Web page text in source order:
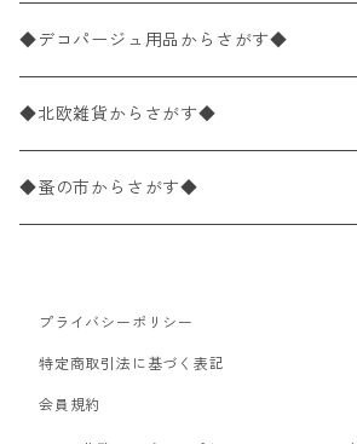
ペーパーナプキン10枚入りパック
ライスペーパー
ペーパーリネンナプキン
ワックスペーパー
デコパージュ用品
パック売り
バラ売り
パック売り
40×40cm（ディナーサイズ）
バラ売り
パック売り
21×21cm（ポケットサイズ）
バラ売り
33cm（ラウンド）
植物・グリーン柄
動物・鳥・昆虫・蝶柄
海・魚柄
食べ物・フルーツ・野菜・ドリンク柄
食器・カトラリー柄
ドイツ製 IHR/イア
ランチサイズ
カクテルサイズ
ドイツ製 Ambiente/アンビエンテ
ランチサイズ
ドイツ製 Paperproducts Design
カクテルサイズ
ランチサイズ
カクテルサイズ
ドイツ製 ti-flair/ティーフレア
ランチサイズ
ドイツ製 PAW/パウ
◆デコパージュ用品からさがす◆
デコパージュ液
デコパージュ下地
デコパージュはさみ
3Dデコパージュ
◆北欧雑貨からさがす◆
シリコンモールド
トレイ
ポスター・カレンダー
◆蚤の市からさがす◆
北欧雑貨
デコパージュ用品
プライバシーポリシー
特定商取引法に基づく表記
会員規約